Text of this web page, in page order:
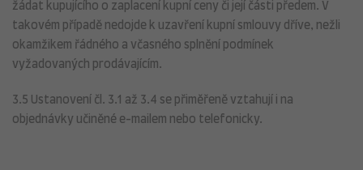
žádat kupujícího o zaplacení kupní ceny či její části předem. V
takovém případě nedojde k uzavření kupní smlouvy dříve, nežli
okamžikem řádného a včasného splnění podmínek
vyžadovaných prodávajícím.
3.5 Ustanovení čl. 3.1 až 3.4 se přiměřeně vztahují i na
objednávky učiněné e-mailem nebo telefonicky.